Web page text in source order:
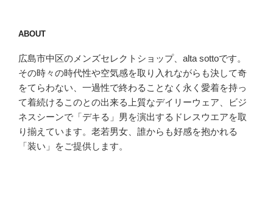
ABOUT
広島市中区のメンズセレクトショップ、alta sottoです。
その時々の時代性や空気感を取り入れながらも決して奇
をてらわない、一過性で終わることなく永く愛着を持っ
て着続けるこのとの出来る上質なデイリーウェア、ビジ
ネスシーンで「デキる」男を演出するドレスウエアを取
り揃えています。老若男女、誰からも好感を抱かれる
「装い」をご提供します。